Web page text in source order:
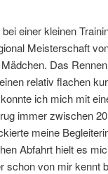
einer kleinen
Meisterschaft
Das
relativ flachen
ich mich mit
immer zwischen
meine
Abfahrt hielt es
von mir kennt